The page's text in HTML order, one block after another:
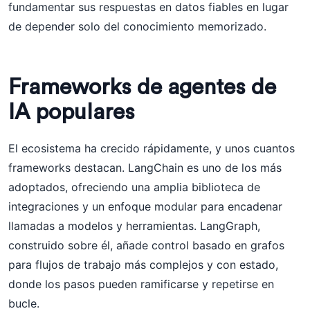
fundamentar sus respuestas en datos fiables en lugar
de depender solo del conocimiento memorizado.
Frameworks de agentes de
IA populares
El ecosistema ha crecido rápidamente, y unos cuantos
frameworks destacan. LangChain es uno de los más
adoptados, ofreciendo una amplia biblioteca de
integraciones y un enfoque modular para encadenar
llamadas a modelos y herramientas. LangGraph,
construido sobre él, añade control basado en grafos
para flujos de trabajo más complejos y con estado,
donde los pasos pueden ramificarse y repetirse en
bucle.